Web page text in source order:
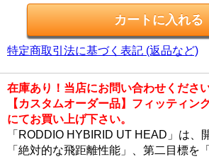
特定商取引法に基づく表記 (返品など)
在庫あり！当店にお問い合わせください
【カスタムオーダー品】フィッティン
にてお買い上げ下さい。
「RODDIO HYBIRID UT HEAD」は、
「絶対的な飛距離性能」、第二目標を